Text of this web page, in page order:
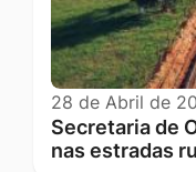
28 de Abril de
Secretaria de
nas estradas